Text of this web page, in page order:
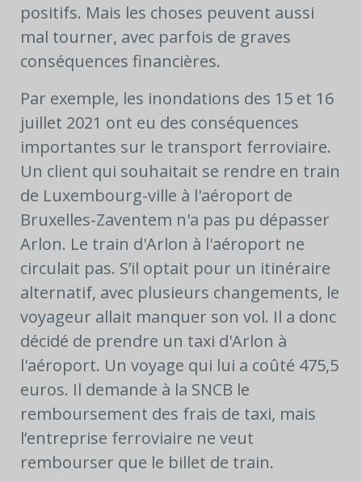
positifs. Mais les choses peuvent aussi
mal tourner, avec parfois de graves
conséquences financières.
Par exemple, les inondations des 15 et 16
juillet 2021 ont eu des conséquences
importantes sur le transport ferroviaire.
Un client qui souhaitait se rendre en train
de Luxembourg-ville à l'aéroport de
Bruxelles-Zaventem n'a pas pu dépasser
Arlon. Le train d'Arlon à l'aéroport ne
circulait pas. S’il optait pour un itinéraire
alternatif, avec plusieurs changements, le
voyageur allait manquer son vol. Il a donc
décidé de prendre un taxi d'Arlon à
l'aéroport. Un voyage qui lui a coûté 475,5
euros. Il demande à la SNCB le
remboursement des frais de taxi, mais
l’entreprise ferroviaire ne veut
rembourser que le billet de train.